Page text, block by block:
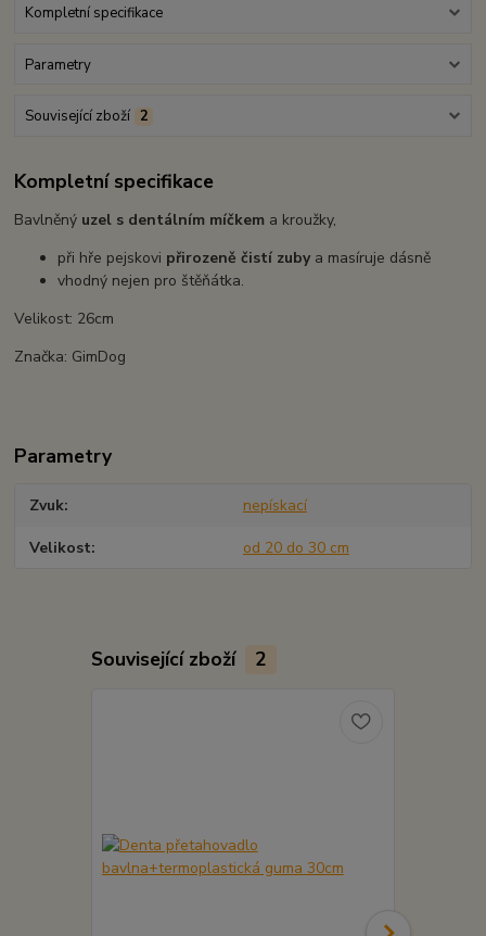
Kompletní specifikace
Parametry
Související zboží 2
Kompletní specifikace
Bavlněný uzel s dentálním míčkem a kroužky,
při hře pejskovi přirozeně čistí zubya masíruje dásně
vhodný nejen pro štěňátka.
Velikost: 26cm
Značka: GimDog
Parametry
Zvuk nepískací
Velikost od 20 do 30 cm
Související zboží 2